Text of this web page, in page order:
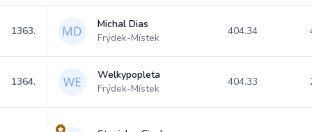
1363.
Michal Dias
Frýdek-Místek
404.34
1364.
Welkypopleta
Frýdek-Místek
404.33